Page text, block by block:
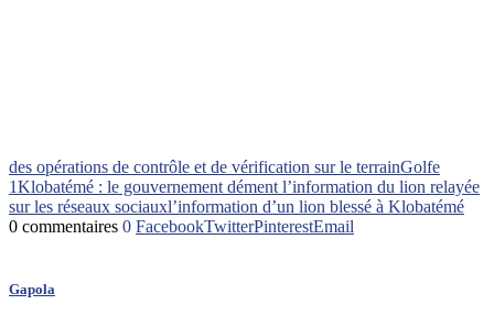
des opérations de contrôle et de vérification sur le terrainGolfe
1Klobatémé : le gouvernement dément l’information du lion relayée
sur les réseaux sociauxl’information d’un lion blessé à Klobatémé
0 commentaires 0 FacebookTwitterPinterestEmail
Gapola